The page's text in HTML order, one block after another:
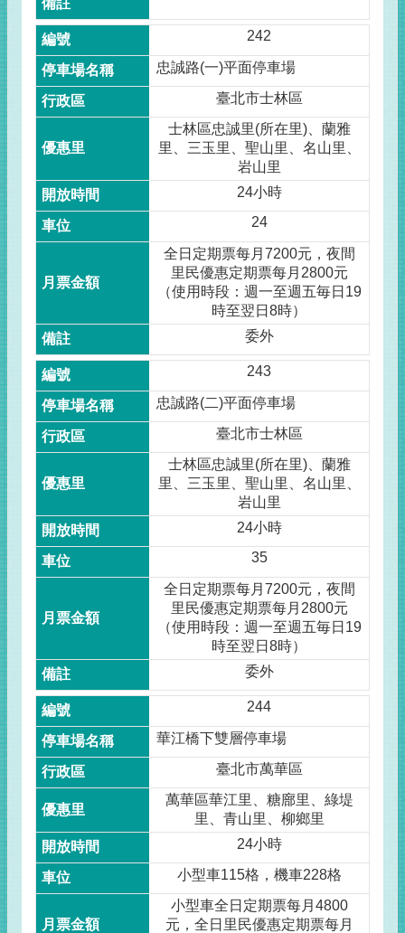
242
忠誠路(一)平面停車場
臺北市士林區
士林區忠誠里(所在里)、蘭雅
里、三玉里、聖山里、名山里、
岩山里
24小時
24
全日定期票每月7200元，夜間
里民優惠定期票每月2800元
（使用時段：週一至週五毎日19
時至翌日8時）
委外
243
忠誠路(二)平面停車場
臺北市士林區
士林區忠誠里(所在里)、蘭雅
里、三玉里、聖山里、名山里、
岩山里
24小時
35
全日定期票每月7200元，夜間
里民優惠定期票每月2800元
（使用時段：週一至週五毎日19
時至翌日8時）
委外
244
華江橋下雙層停車場
臺北市萬華區
萬華區華江里、糖廍里、綠堤
里、青山里、柳鄉里
24小時
小型車115格，機車228格
小型車全日定期票每月4800
元，全日里民優惠定期票每月